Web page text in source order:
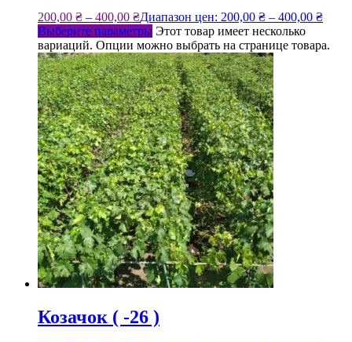
200,00 ₴ – 400,00 ₴Диапазон цен: 200,00 ₴ – 400,00 ₴
Выберите параметры Этот товар имеет несколько
вариаций. Опции можно выбрать на странице товара.
Козачок ( -26 )